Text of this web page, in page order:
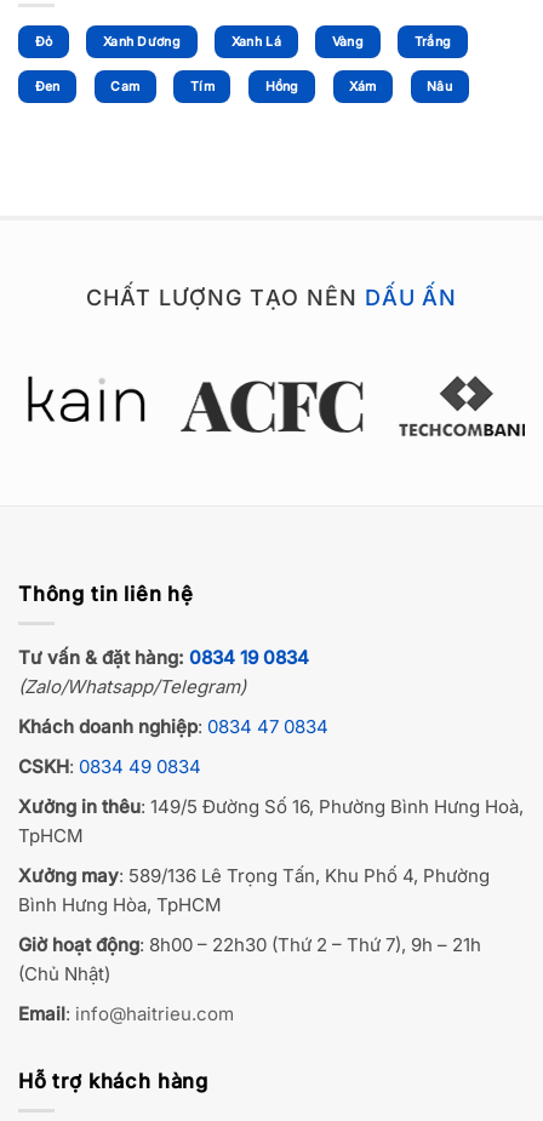
Đỏ Xanh Dương Xanh Lá Vàng Trắng
Đen Cam Tím Hồng Xám Nâu
CHẤT LƯỢNG TẠO NÊN DẤU ẤN
Thông tin liên hệ
Tư vấn & đặt hàng: 0834 19 0834
(Zalo/Whatsapp/Telegram)
Khách doanh nghiệp: 0834 47 0834
CSKH: 0834 49 0834
Xưởng in thêu: 149/5 Đường Số 16, Phường Bình Hưng Hoà,
TpHCM
Xưởng may: 589/136 Lê Trọng Tấn, Khu Phố 4, Phường
Bình Hưng Hòa, TpHCM
Giờ hoạt động: 8h00 – 22h30 (Thứ 2 – Thứ 7), 9h – 21h
(Chủ Nhật)
Email: info@haitrieu.com
Hỗ trợ khách hàng